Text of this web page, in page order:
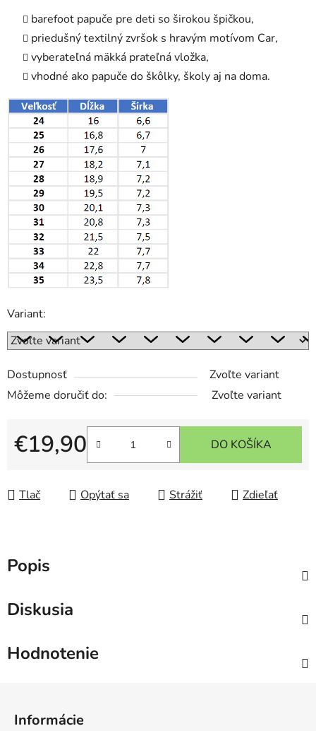
barefoot papuče pre deti so širokou špičkou,
priedušný textilný zvršok s hravým motívom Car,
vyberateľná mäkká prateľná vložka,
vhodné ako papuče do škôlky, školy aj na doma.
Variant:
Dostupnosť
Zvoľte variant
Môžeme doručiť do:
Zvoľte variant
€19,90
Jednotková cena:
DO KOŠÍKA
Tlač Opýtať sa Strážiť Zdieľať
Popis
Diskusia
Hodnotenie
Informácie